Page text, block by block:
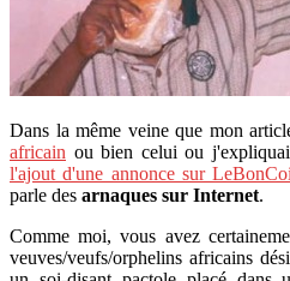
Dans la même veine que mon
africain ou bien celui ou
l'ajout d'une annonce sur
parle des arnaques sur Internet.
Comme moi, vous avez
veuves/veufs/orphelins africains